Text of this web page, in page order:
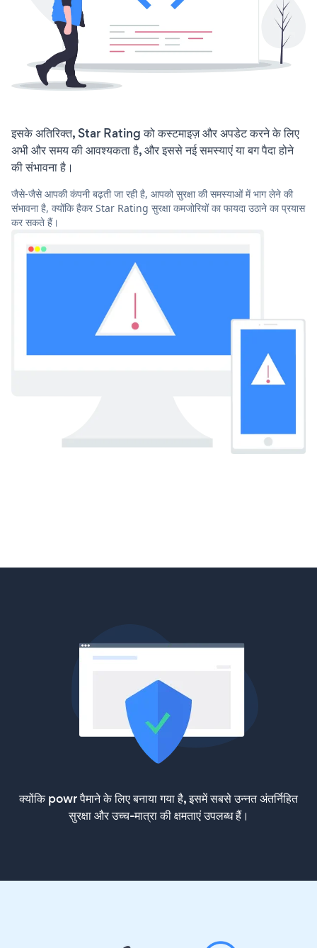
इसके अतिरिक्त, Star Rating को कस्टमाइज़ और अपडेट करने के लिए
अभी और समय की आवश्यकता है, और इससे नई समस्याएं या बग पैदा होने
की संभावना है।
जैसे-जैसे आपकी कंपनी बढ़ती जा रही है, आपको सुरक्षा की समस्याओं में भाग लेने की
संभावना है, क्योंकि हैकर Star Rating सुरक्षा कमजोरियों का फायदा उठाने का प्रयास
कर सकते हैं।
क्योंकि powr पैमाने के लिए बनाया गया है, इसमें सबसे उन्नत अंतर्निहित
सुरक्षा और उच्च-मात्रा की क्षमताएं उपलब्ध हैं।